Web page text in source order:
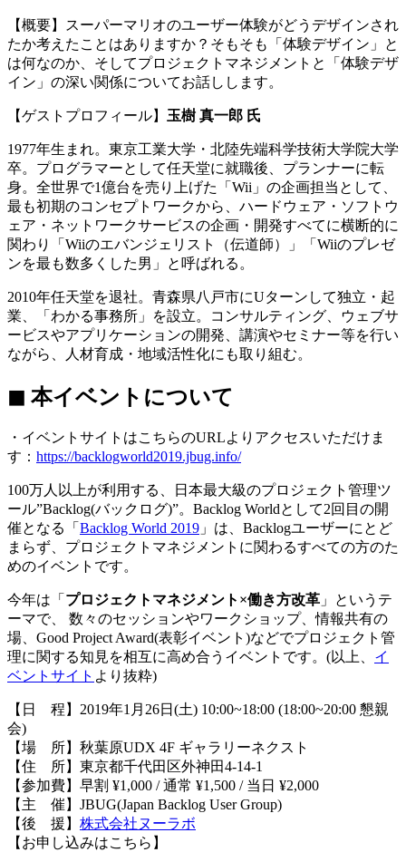
【概要】スーパーマリオのユーザー体験がどうデザインされ
たか考えたことはありますか？そもそも「体験デザイン」と
は何なのか、そしてプロジェクトマネジメントと「体験デザ
イン」の深い関係についてお話しします。
【ゲストプロフィール】 玉樹 真一郎 氏
1977年生まれ。東京工業大学・北陸先端科学技術大学院大学
卒。プログラマーとして任天堂に就職後、プランナーに転
身。全世界で1億台を売り上げた「Wii」の企画担当として、
最も初期のコンセプトワークから、ハードウェア・ソフトウ
ェア・ネットワークサービスの企画・開発すべてに横断的に
関わり「Wiiのエバンジェリスト（伝道師）」「Wiiのプレゼ
ンを最も数多くした男」と呼ばれる。
2010年任天堂を退社。青森県八戸市にUターンして独立・起
業、「わかる事務所」を設立。コンサルティング、ウェブサ
ービスやアプリケーションの開発、講演やセミナー等を行い
ながら、人材育成・地域活性化にも取り組む。
◼︎ 本イベントについて
・イベントサイトはこちらのURLよりアクセスいただけま
す： https://backlogworld2019.jbug.info/
100万人以上が利用する、日本最大級のプロジェクト管理ツ
ール”Backlog(バックログ)”。Backlog Worldとして2回目の開
催となる「 Backlog World 2019 」は、Backlogユーザーにとど
まらず、プロジェクトマネジメントに関わるすべての方のた
めのイベントです。
今年は「 プロジェクトマネジメント×働き方改革 」というテ
ーマで、 数々のセッションやワークショップ、情報共有の
場、Good Project Award(表彰イベント)などでプロジェクト管
理に関する知見を相互に高め合うイベントです。(以上、 イ
ベントサイト より抜粋)
【日 程】2019年1月26日(土) 10:00~18:00 (18:00~20:00 懇親
会)
【場 所】秋葉原UDX 4F ギャラリーネクスト
【住 所】東京都千代田区外神田4-14-1
【参加費】早割 ¥1,000 / 通常 ¥1,500 / 当日 ¥2,000
【主 催】JBUG(Japan Backlog User Group)
【後 援】 株式会社ヌーラボ
【お申し込みはこちら】